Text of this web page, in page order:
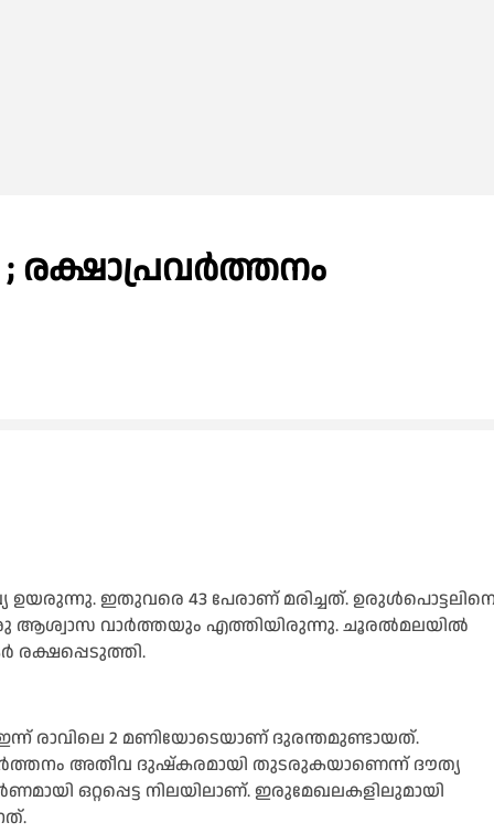
രക്ഷാപ്രവര്‍ത്തനം
ഉയരുന്നു. ഇതുവരെ 43 പേരാണ് മരിച്ചത്.
ഒരു ആശ്വാസ വാർത്തയും എത്തിയിരുന്നു. ചൂരല്‍മലയില്‍
രക്ഷപ്പെടുത്തി.
രാവിലെ 2 മണിയോടെയാണ് ദുരന്തമുണ്ടായത്.
അതീവ ദുഷ്കരമായി തുടരുകയാണെന്ന് ദൗത്യ
ഒറ്റപ്പെട്ട നിലയിലാണ്. ഇരുമേഖലകളിലുമായി